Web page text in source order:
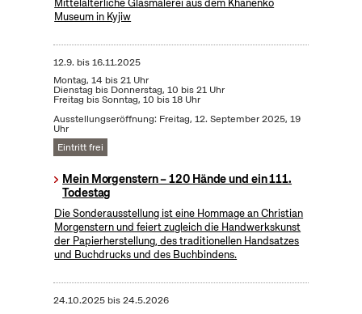
Mittelalterliche Glasmalerei aus dem Khanenko
Museum in Kyjiw
12.9. bis16.11.2025
Montag, 14 bis 21 Uhr
Dienstag bis Donnerstag, 10 bis 21 Uhr
Freitag bis Sonntag, 10 bis 18 Uhr
Ausstellungseröffnung: Freitag, 12. September 2025, 19
Uhr
Eintritt frei
Mein Morgenstern – 120 Hände und ein 111.
Todestag
Die Sonderausstellung ist eine Hommage an Christian
Morgenstern und feiert zugleich die Handwerkskunst
der Papierherstellung, des traditionellen Handsatzes
und Buchdrucks und des Buchbindens.
24.10.2025bis24.5.2026